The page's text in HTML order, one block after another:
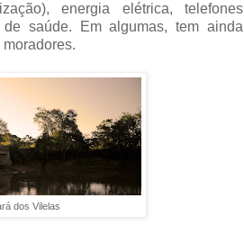
energia elétrica, telefones
saúde. Em algumas, tem ainda
dos Vilelas